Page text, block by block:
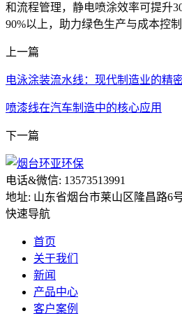
和流程管理，静电喷涂效率可提升
90%以上，助力绿色生产与成本控制
上一篇
电泳涂装流水线：现代制造业的精
喷漆线在汽车制造中的核心应用
下一篇
电话&微信: 13573513991
地址: 山东省烟台市莱山区隆昌路6
快速导航
首页
关于我们
新闻
产品中心
客户案例